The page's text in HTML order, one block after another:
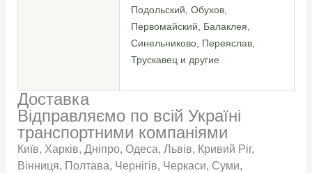
Подольский, Обухов,
Первомайский, Балаклея,
Синельниково, Переяслав,
Трускавец и другие
Доставка
Відправляємо по всій Україні
транспортними компаніями
Київ, Харків, Дніпро, Одеса, Львів, Кривий Ріг,
Вінниця, Полтава, Чернігів, Черкаси, Суми,